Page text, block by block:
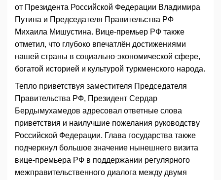
от Президента Российской Федерации Владимира
Путина и Председателя Правительства РФ
Михаила Мишустина. Вице-премьер РФ также
отметил, что глубоко впечатлён дос­тижениями
нашей страны в социально-экономической сфере,
богатой историей и культурой туркменского народа.
Тепло приветствуя заместителя Председателя
Правительства РФ, Президент Сердар
Бердымухамедов адресовал ответные слова
приветствия и наилучшие пожелания руководству
Российской Федерации. Глава государства также
подчеркнул большое значение нынешнего визита
вице-премьера РФ в поддержании регулярного
межправительственного диалога между двумя